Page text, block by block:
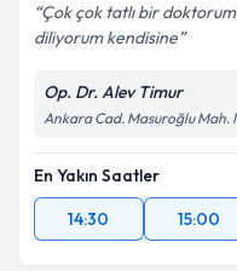
Çok çok tatlı bir
diliyorum kendisine
Op. Dr. Alev Timur
Ankara Cad. Masuroğlu Mah.
En Yakın Saatler
14:30
15:00